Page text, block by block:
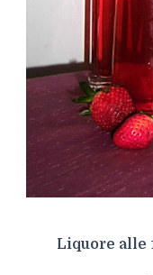
Liquore alle